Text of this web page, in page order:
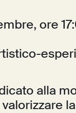
ore
alla
valorizzare